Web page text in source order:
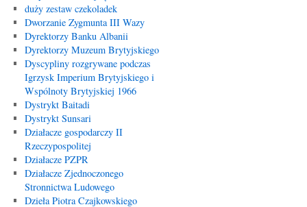
duży zestaw czekoladek
Dworzanie Zygmunta III Wazy
Dyrektorzy Banku Albanii
Dyrektorzy Muzeum Brytyjskiego
Dyscypliny rozgrywane podczas
Igrzysk Imperium Brytyjskiego i
Wspólnoty Brytyjskiej 1966
Dystrykt Baitadi
Dystrykt Sunsari
Działacze gospodarczy II
Rzeczypospolitej
Działacze PZPR
Działacze Zjednoczonego
Stronnictwa Ludowego
Dzieła Piotra Czajkowskiego